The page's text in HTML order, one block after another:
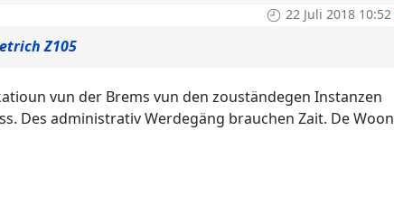
22 Juli 2018 10:52
Z105
vun der Brems vun den zouständegen Instanzen
Des administrativ Werdegäng brauchen Zait. De Woon